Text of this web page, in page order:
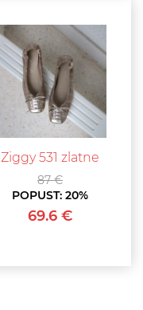
Ziggy 531 zlatne
87 €
POPUST:20%
69.6 €